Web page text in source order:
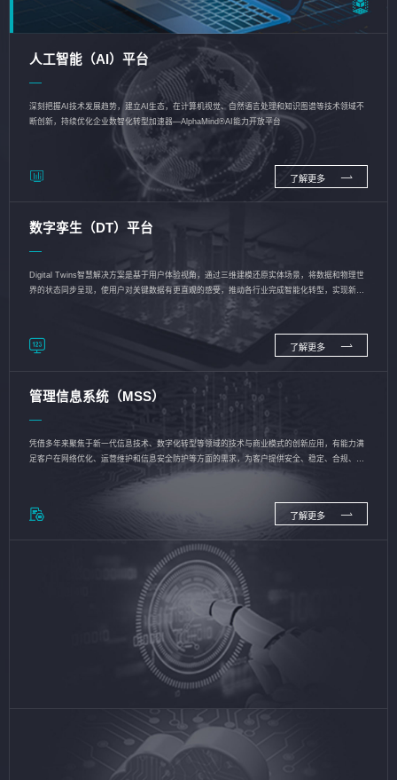
人工智能（AI）平台
深刻把握AI技术发展趋势，建立AI生态，在计算机视觉、自然语言处理和知识图谱等技术领域不
断创新，持续优化企业数智化转型加速器—AlphaMind®AI能力开放平台
了解更多
数字孪生（DT）平台
Digital Twins智慧解决方案是基于用户体验视角，通过三维建模还原实体场景，将数据和物理世
界的状态同步呈现，使用户对关键数据有更直观的感受，推动各行业完成智能化转型，实现新旧
了解更多
管理信息系统（MSS）
凭借多年来聚焦于新一代信息技术、数字化转型等领域的技术与商业模式的创新应用，有能力满
足客户在网络优化、运营维护和信息安全防护等方面的需求，为客户提供安全、稳定、合规、持
了解更多